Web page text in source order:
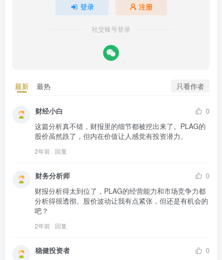
登录 注册
社交账号登录
最新 最热 只看作者
财经小白
0
这篇分析真不错，财报里的细节都被挖出来了。PLAG的
股价虽然跌了，但内在价值让人感觉有投资潜力。
2年前 回复
财务分析师
0
财报分析得太到位了，PLAG的经营能力和市场竞争力都
分析得很透彻。股价波动让我有点紧张，但还是有机会的
吧？
2年前 回复
稳健投资者
0